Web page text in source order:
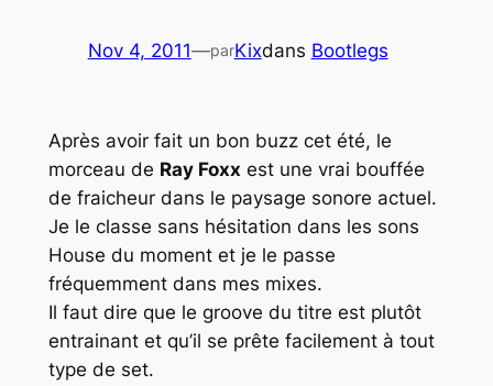
Nov 4, 2011—parKixdans Bootlegs
Après avoir fait un bon buzz cet été, le
morceau de Ray Foxx est une vrai bouffée
de fraicheur dans le paysage sonore actuel.
Je le classe sans hésitation dans les sons
House du moment et je le passe
fréquemment dans mes mixes.
Il faut dire que le groove du titre est plutôt
entrainant et qu’il se prête facilement à tout
type de set.